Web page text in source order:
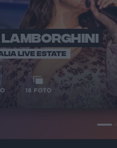
LIVE ESTATE
18 FOTO